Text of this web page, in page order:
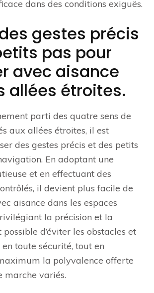
dans des conditions exiguës.
gestes précis
pas pour
avec aisance
allées étroites.
parti des quatre sens de
aux allées étroites, il est
des gestes précis et des petits
En adoptant une
et en effectuant des
il devient plus facile de
aisance dans les espaces
la précision et la
d’éviter les obstacles et
toute sécurité, tout en
la polyvalence offerte
marche variés.